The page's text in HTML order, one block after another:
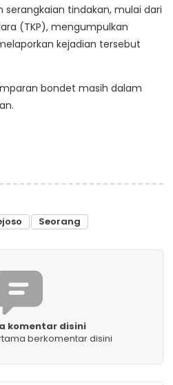
serangkaian tindakan, mulai dari
(TKP), mengumpulkan
kejadian tersebut
bondet masih dalam
Seorang
komentar disini
berkomentar disini